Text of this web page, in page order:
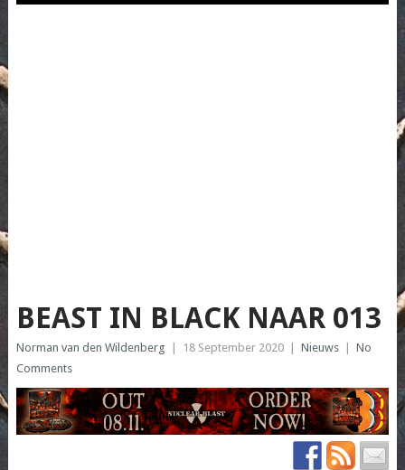
BEAST IN BLACK NAAR 013
Norman van den Wildenberg 18 September 2020 Nieuws
No
Comments